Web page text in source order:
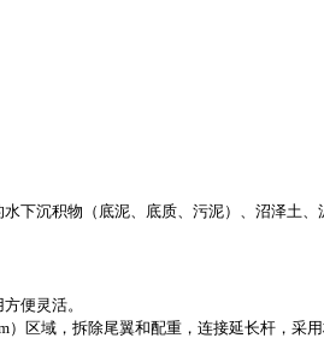
下沉积物（底泥、底质、污泥）、沼泽土
便灵活。
区域，拆除尾翼和配重，连接延长杆，采